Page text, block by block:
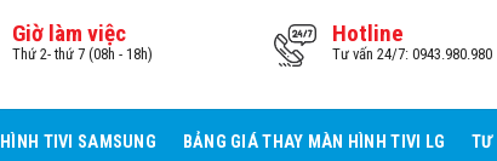
Giờ làm việc
Thứ 2- thứ 7 (08h - 18h)
Hotline
Tư vấn 24/7: 0943.980.980
TIVI SAMSUNG BẢNG GIÁ THAY MÀN HÌNH TIVI LG TƯ